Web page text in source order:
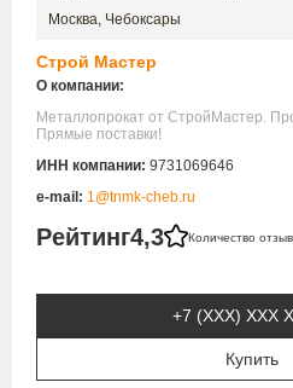
Москва, Чебоксары
Строй Мастер
О компании:
Металлопрокат от СтройМастер.
Прямые поставки!
ИНН компании: 9731069646
e-mail: 1@tnmk-cheb.ru
Рейтинг4,3 Количество
+7 (XXX) ХХХ
Купить